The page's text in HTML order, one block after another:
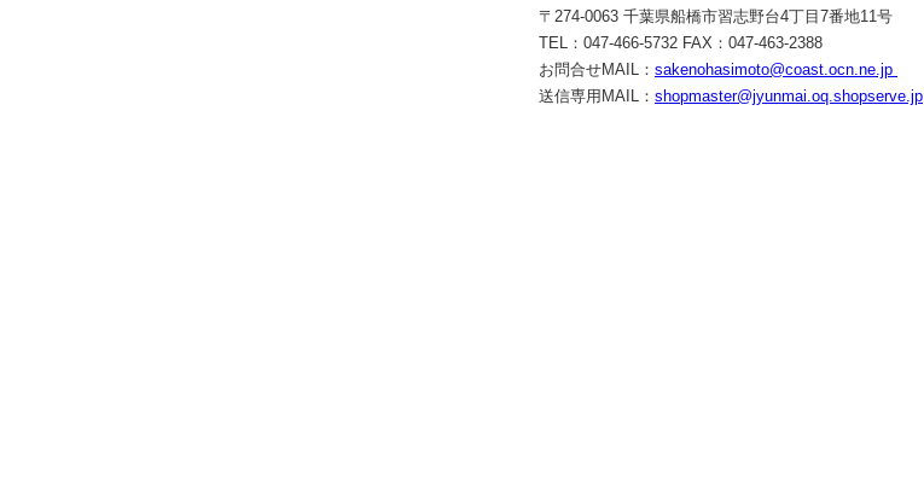
〒274-0063 千葉県船橋市習志野台4丁目7番地11号
TEL：047-466-5732 FAX：047-463-2388
お問合せMAIL： sakenohasimoto@coast.ocn.ne.jp
送信専用MAIL： shopmaster@jyunmai.oq.shopserve.jp